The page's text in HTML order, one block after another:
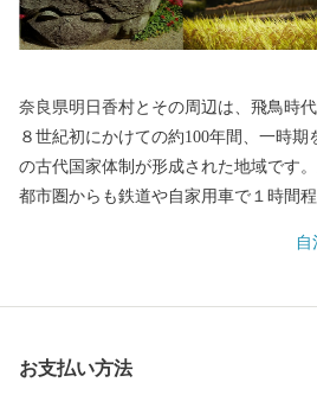
奈良県明日香村とその周辺は、飛鳥時
８世紀初にかけての約100年間、一時
の古代国家体制が形成された地域です
都市圏からも鉄道や自家用車で１時間
色の古墳壁画を誇る高松塚古墳やキト
日香法）が制定され、国の特別立法で
自
お支払い方法